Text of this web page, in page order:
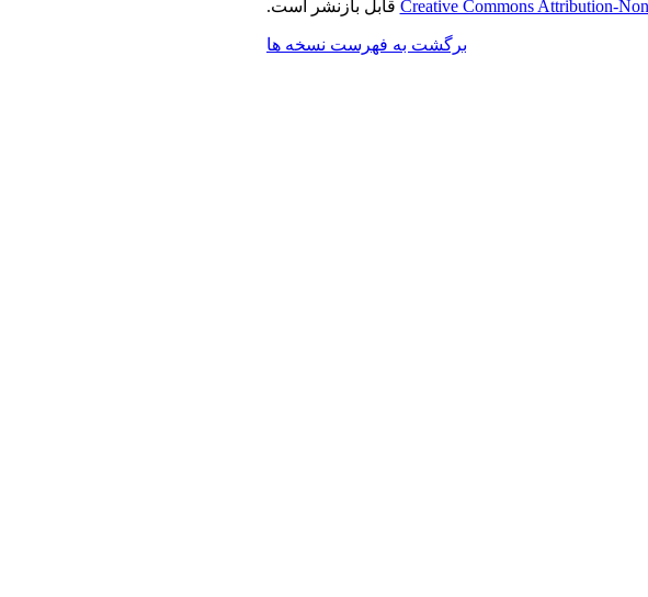
Creative Commons Attribution- قابل بازنشر است.
برگشت به فهرست نسخه ها